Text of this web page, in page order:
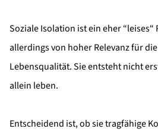
Soziale Isolation ist ein eher “leises“
allerdings von hoher Relevanz für
Lebensqualität. Sie entsteht nicht
allein leben.
Entscheidend ist, ob sie tragfähige